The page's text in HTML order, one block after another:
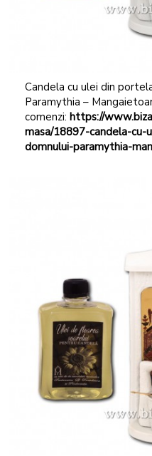
Candela cu ulei din
Paramythia –
comenzi: https://
masa/18897-candela-
domnului-paramythia-